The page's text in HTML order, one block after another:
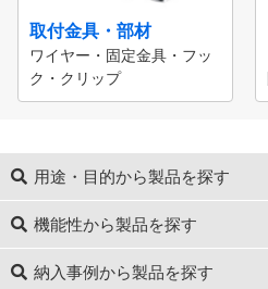
取付金具・部材
ワイヤー・固定金具・フッ
ク・クリップ
用途・目的から製品を探す
機能性から製品を探す
納入事例から製品を探す